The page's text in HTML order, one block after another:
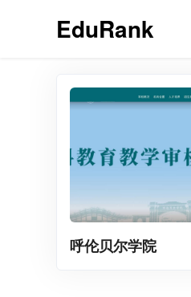
EduRank
呼伦贝尔学院